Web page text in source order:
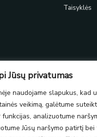
Jūsų privatumas
naudojame slapukus, kad
veikimą, galėtume
analizuotume
Jūsų naršymo patirtį bei
Taisyklės